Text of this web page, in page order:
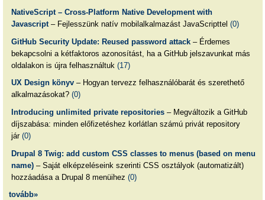
NativeScript – Cross-Platform Native Development with
Javascript– Fejlesszünk natív mobilalkalmazást JavaScripttel (0)
GitHub Security Update: Reused password attack– Érdemes
bekapcsolni a kétfaktoros azonosítást, ha a GitHub jelszavunkat más
oldalakon is újra felhasználtuk (17)
UX Design könyv– Hogyan tervezz felhasználóbarát és szerethető
alkalmazásokat? (0)
Introducing unlimited private repositories– Megváltozik a GitHub
díjszabása: minden előfizetéshez korlátlan számú privát repository
jár (0)
Drupal 8 Twig: add custom CSS classes to menus (based on menu
name)– Saját elképzeléseink szerinti CSS osztályok (automatizált)
hozzáadása a Drupal 8 menüihez (0)
tovább»